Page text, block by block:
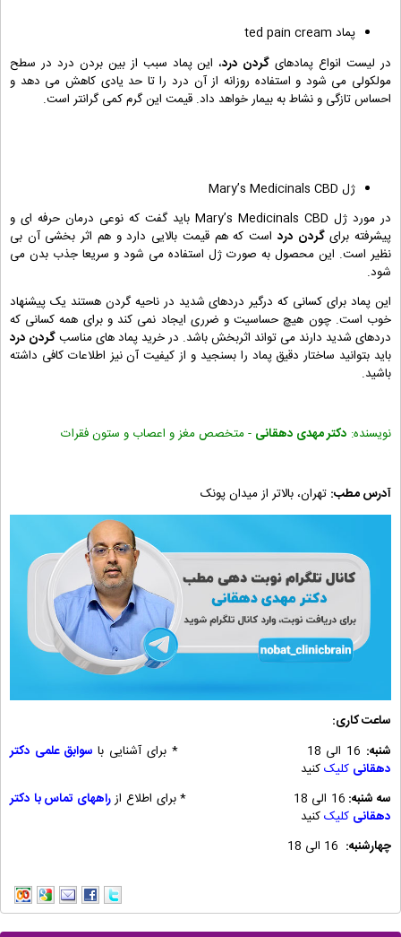
پماد ted pain cream
در لیست انواع پمادهای گردن درد، این پماد سبب از بین بردن درد در سطح
مولکولی می شود و استفاده روزانه از آن درد را تا حد یادی کاهش می دهد و
احساس تازگی و نشاط به بیمار خواهد داد. قیمت این گرم کمی گرانتر است.
ژل Mary’s Medicinals CBD
در مورد ژل Mary’s Medicinals CBD باید گفت که نوعی درمان حرفه ای و
پیشرفته برایگردن درد است که هم قیمت بالایی دارد و هم اثر بخشی آن بی
نظیر است. این محصول به صورت ژل استفاده می شود و سریعا جذب بدن می
شود.
این پماد برای کسانی که درگیر دردهای شدید در ناحیه گردن هستند یک پیشنهاد
خوب است. چون هیچ حساسیت و ضرری ایجاد نمی کند و برای همه کسانی که
دردهای شدید دارند می تواند اثربخش باشد. در خرید پماد های مناسبگردن درد
باید بتوانید ساختار دقیق پماد را بسنجید و از کیفیت آن نیز اطلاعات کافی داشته
باشید.
نویسنده: دکتر مهدی دهقانی - متخصص مغز و اعصاب و ستون فقرات
آدرس مطب: تهران، بالاتر از میدان پونک
ساعت کاری:
شنبه:
سوابق علمی دکتر
دهقانی کلیککنید
سه شنبه: 16 الی 18 * برای اطلاع از
راههای تماس با دکتر
دهقانی کلیککنید
چهارشنبه: